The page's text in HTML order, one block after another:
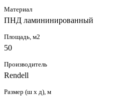
Материал
ПНД ламининированный
Площадь, м2
50
Производитель
Rendell
Размер (ш х д), м